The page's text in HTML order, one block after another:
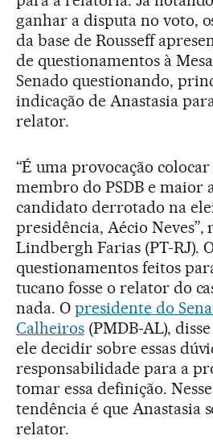
ganhar a disputa no voto,
da base de Rousseff
de questionamentos à
Senado questionando,
indicação de Anastasia
relator.
“É uma provocação
membro do PSDB e maior
candidato derrotado na
presidência, Aécio Neves”,
Lindbergh Farias (PT-RJ).
questionamentos feitos
tucano fosse o relator do
nada. O presidente do
Calheiros(PMDB-AL),
ele decidir sobre essas
responsabilidade para a
tomar essa definição.
tendência é que Anastasia
relator.